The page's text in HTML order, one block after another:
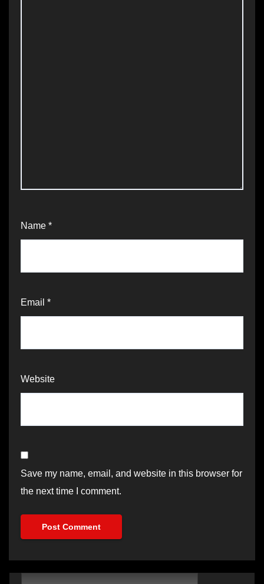
Name *
Email *
Website
Save my name, email, and website in this browser for
the next time I comment.